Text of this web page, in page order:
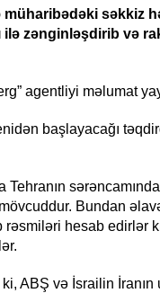
səkkiz
zənginləşdirib və
agentliyi məlumat
başlayacağı
Tehranın
Bundan
rəsmiləri hesab
ABŞ və İsrailin İranın